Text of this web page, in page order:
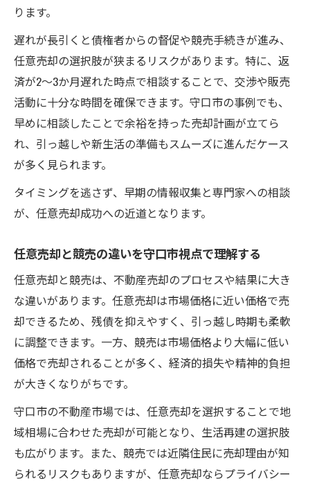
ります。
遅れが長引くと債権者からの督促や競売手続きが進み、
任意売却の選択肢が狭まるリスクがあります。特に、返
済が2～3か月遅れた時点で相談することで、交渉や販売
活動に十分な時間を確保できます。守口市の事例でも、
早めに相談したことで余裕を持った売却計画が立てら
れ、引っ越しや新生活の準備もスムーズに進んだケース
が多く見られます。
タイミングを逃さず、早期の情報収集と専門家への相談
が、任意売却成功への近道となります。
任意売却と競売の違いを守口市視点で理解する
任意売却と競売は、不動産売却のプロセスや結果に大き
な違いがあります。任意売却は市場価格に近い価格で売
却できるため、残債を抑えやすく、引っ越し時期も柔軟
に調整できます。一方、競売は市場価格より大幅に低い
価格で売却されることが多く、経済的損失や精神的負担
が大きくなりがちです。
守口市の不動産市場では、任意売却を選択することで地
域相場に合わせた売却が可能となり、生活再建の選択肢
も広がります。また、競売では近隣住民に売却理由が知
られるリスクもありますが、任意売却ならプライバシー